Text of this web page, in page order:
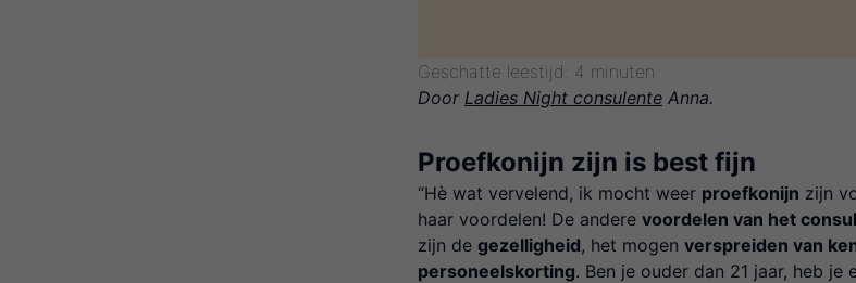
Geschatte leestijd: 4 minuten
Door Ladies Night consulente Anna.
Proefkonijn zijn is best fijn
“Hè wat vervelend, ik mocht weer proefkonijn zijn
haar voordelen! De andere voordelen van het
zijn de gezelligheid, het mogen verspreiden van
personeelskorting. Ben je ouder dan 21 jaar, heb